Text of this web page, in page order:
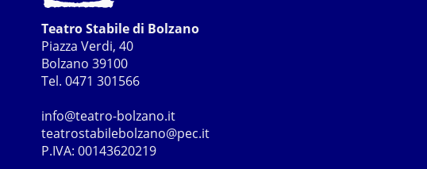
Teatro Stabile di Bolzano
Piazza Verdi, 40
Bolzano 39100
Tel. 0471 301566
info@teatro-bolzano.it
teatrostabilebolzano@pec.it
P.IVA: 00143620219